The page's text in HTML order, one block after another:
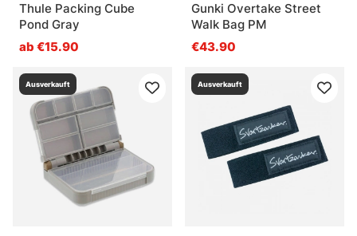
Thule Packing Cube
Pond Gray
ab €15.90
Gunki Overtake Street
Walk Bag PM
€43.90
Ausverkauft Ausverkauft